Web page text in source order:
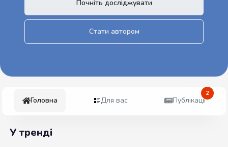
Почніть досліджувати
Стати автором
Головна Для вас Публікації
2
У тренді